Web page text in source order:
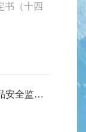
书（十四
第十四师昆玉市市场监督管理局食品安全监督抽检信息公告（第8期）